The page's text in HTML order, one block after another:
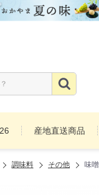
産地直送商品
お酒
調味料 その他 味